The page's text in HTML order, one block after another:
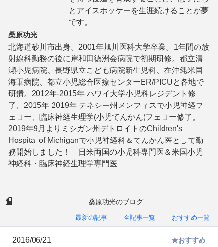
とアイスホッケーを生涯続けることが夢
です。
桑原功光
北海道砂川市出身。2001年旭川医科大学卒業。1年間の放
射線科勤務の後に岸和田徳洲会病院で初期研修。都立清
瀬小児病院、長野県立こども病院新生児科、在沖縄米国
海軍病院、都立小児総合医療センターER/PICUと各地で
研鑽。2012年-2015年 ハワイ大学小児科レジデント修
了。2015年-2019年 テネシー州メンフィスで小児神経フ
ェロー、臨床神経生理学(小児てんかん)フェロー修了。
2019年9月よりミシガン州デトロイトのChildren's
Hospital of Michiganで小児神経科＆てんかん医として勤
務開始しました！ 日米両国の小児科専門医＆米国小児
神経科・臨床神経生理学専門医
桑原功光のブログ
最新の記事 全記事一覧 おすすめ一覧
2016/06/21 ★おすすめ